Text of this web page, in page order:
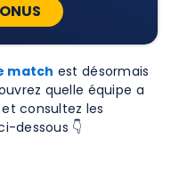
match est désormais
quelle équipe a
consultez les
dessous 👇